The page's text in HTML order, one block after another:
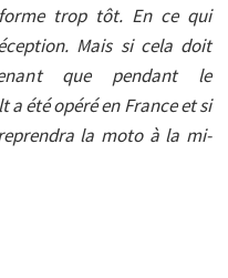
trop tôt. En ce qui
Mais si cela doit
que pendant le
été opéré en France et si
la moto à la mi-